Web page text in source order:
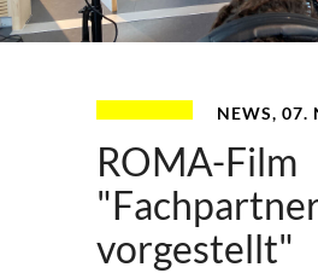
NEWS, 07.
ROMA-Film
vorgestellt"